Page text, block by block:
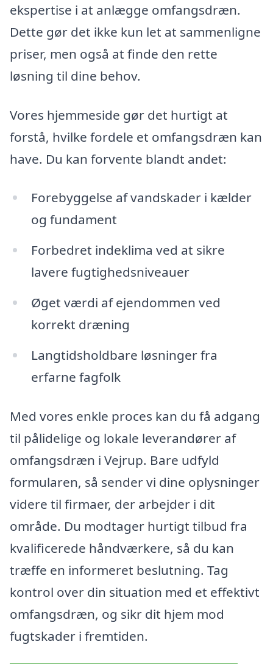
ekspertise i at anlægge omfangsdræn.
Dette gør det ikke kun let at sammenligne
priser, men også at finde den rette
løsning til dine behov.
Vores hjemmeside gør det hurtigt at
forstå, hvilke fordele et omfangsdræn kan
have. Du kan forvente blandt andet:
Forebyggelse af vandskader i kælder
og fundament
Forbedret indeklima ved at sikre
lavere fugtighedsniveauer
Øget værdi af ejendommen ved
korrekt dræning
Langtidsholdbare løsninger fra
erfarne fagfolk
Med vores enkle proces kan du få adgang
til pålidelige og lokale leverandører af
omfangsdræn i Vejrup. Bare udfyld
formularen, så sender vi dine oplysninger
videre til firmaer, der arbejder i dit
område. Du modtager hurtigt tilbud fra
kvalificerede håndværkere, så du kan
træffe en informeret beslutning. Tag
kontrol over din situation med et effektivt
omfangsdræn, og sikr dit hjem mod
fugtskader i fremtiden.